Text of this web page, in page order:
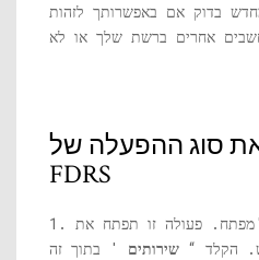
בדוק אם באפשרותך לזהות
2 שנה את סוג ההפעלה של
FDRS
'מפתח. פעולה זו תפתח את
הקלד “ שירותים